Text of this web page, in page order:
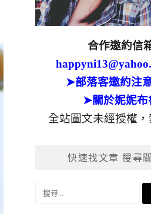
合作邀約信
➤部落客邀約注
➤關於妮妮布
全站圖文未經授權，
快速找文章 搜尋